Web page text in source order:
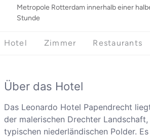
Metropole Rotterdam innerhalb einer
Stunde
Hotel Zimmer Restaurants
Über das Hotel
Das Leonardo Hotel Papendrecht
der malerischen Drechter Landschaft,
typischen niederländischen Polder.